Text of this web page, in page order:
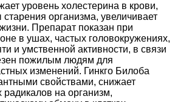
уровень холестерина в крови,
организма, увеличивает
Препарат показан при
в ушах, частых головокружениях,
и умственной активности, в связи
пожилым людям для
изменений. Гинкго Билоба
свойствами, снижает
на организм,